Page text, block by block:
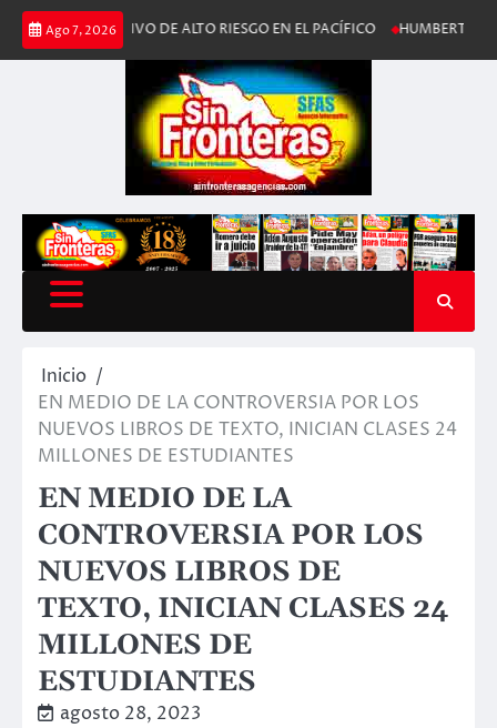
Saltar
contenido
Ago 7, 2026
DE ALTO RIESGO EN EL PACÍFICO HUMBERTO DE LOS
Inicio
EN MEDIO DE LA CONTROVERSIA POR LOS
NUEVOS LIBROS DE TEXTO, INICIAN CLASES 24
MILLONES DE ESTUDIANTES
EN MEDIO DE LA
CONTROVERSIA POR LOS
NUEVOS LIBROS DE
TEXTO, INICIAN CLASES 24
MILLONES DE
ESTUDIANTES
agosto 28, 2023